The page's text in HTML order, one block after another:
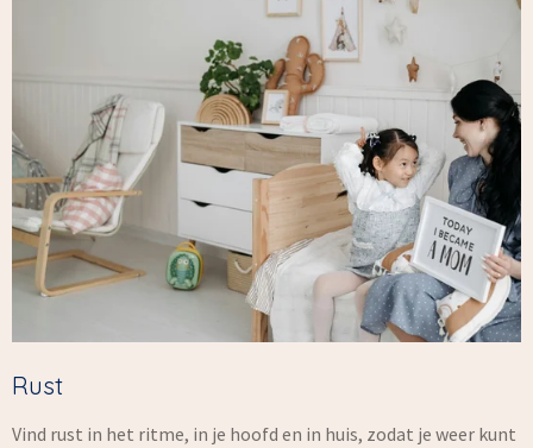
Rust
Vind rust in het ritme, in je hoofd en in huis, zodat je weer kunt